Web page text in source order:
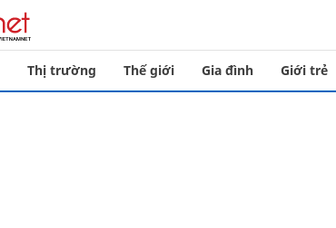
Thị trường Thế giới Gia đình Giới trẻ